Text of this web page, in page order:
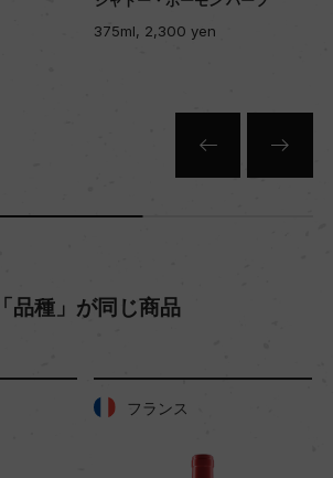
375ml, 2,300 yen
「品種」が同じ商品
フランス